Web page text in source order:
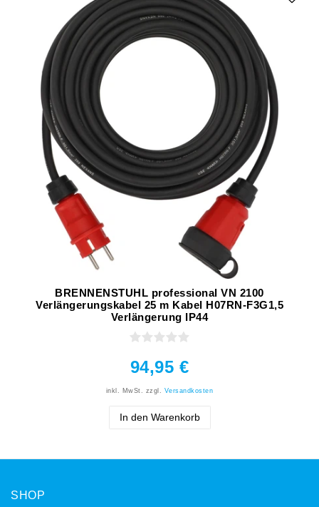
BRENNENSTUHL professional VN 2100
Verlängerungskabel 25 m Kabel H07RN-F3G1,5
Verlängerung IP44
94,95 €
inkl. MwSt. zzgl. Versandkosten
In den Warenkorb
SHOP